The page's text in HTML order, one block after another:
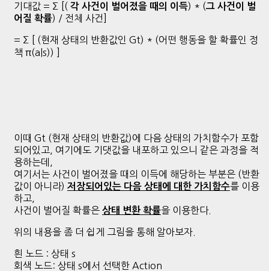
기대값 = ∑ [( 각 사건이 벌어졌을 때의 이득) * (그 사건이 벌
어질 확률) / 전체 사건]
= ∑ [ (현재 상태의 반환값인 Gt) * (어떤 행동을 할 확률인 정
책 π(a|s)) ]
이때 Gt (현재 상태의 반환값)에 다음 상태의 가치함수가 포함
되어있고, 여기에도 기댓값을 내포하고 있으니 같은 과정을 적
용하는데,
여기서는 사건이 벌어졌을 때의 이득에 해당하는 부분은 (반환
값이 아니라) 저장되어있는 다음 상태에 대한 가치함수를 이용
하고,
사건이 벌어질 확률은 상태 변환 확률을 이용한다.
위의 내용을 좀 더 쉽게 그림을 통해 알아보자.
흰 노드 : 상태 s
회색 노드: 상태 s에서 선택한 Action